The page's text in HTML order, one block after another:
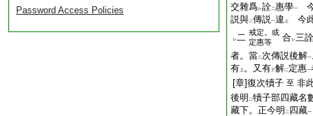
Password Access Policies
交雜爲レ詮二惠學一
説與二傳説一違 上 今
レ二 戒定。或
定惠等
合レ三
者。當二次傳説後解一
有 上 。又有下解二 定惠一
[章]復次犢子 至 非
後明 二犢子部四藏名
藏下。正今明 二 四藏一